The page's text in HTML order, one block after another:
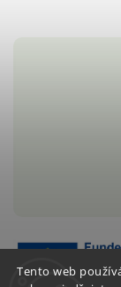
Tento web